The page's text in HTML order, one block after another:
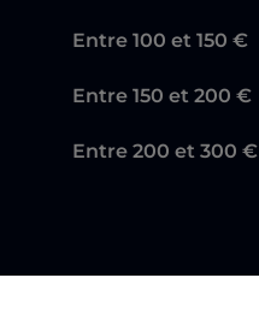
Entre 100 et 150 €
Entre 150 et 200 €
Entre 200 et 300 €